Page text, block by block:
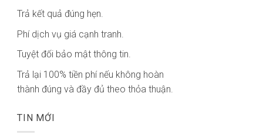
Trả kết quả đúng hẹn.
Phí dịch vụ giá cạnh tranh.
Tuyệt đối bảo mật thông tin.
Trả lại 100% tiền phí nếu không hoàn
thành đúng và đầy đủ theo thỏa thuận.
TIN MỚI